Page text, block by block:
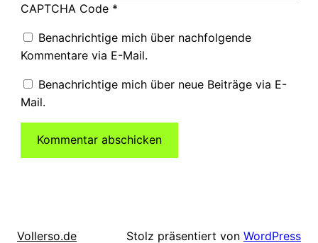
CAPTCHA Code*
Benachrichtige mich über nachfolgende
Kommentare via E-Mail.
Benachrichtige mich über neue Beiträge via E-
Mail.
Vollerso.de Stolz präsentiert von WordPress